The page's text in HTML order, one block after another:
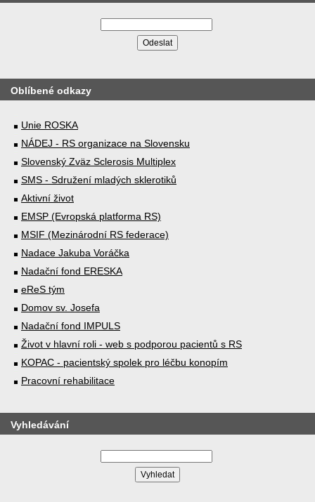
Oblíbené odkazy
Unie ROSKA
NÁDEJ - RS organizace na Slovensku
Slovenský Zväz Sclerosis Multiplex
SMS - Sdružení mladých sklerotiků
Aktivní život
EMSP (Evropská platforma RS)
MSIF (Mezinárodní RS federace)
Nadace Jakuba Voráčka
Nadační fond ERESKA
eReS tým
Domov sv. Josefa
Nadační fond IMPULS
Život v hlavní roli - web s podporou pacientů s RS
KOPAC - pacientský spolek pro léčbu konopím
Pracovní rehabilitace
Vyhledávání